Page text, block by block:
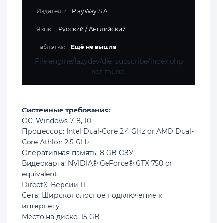
Издатель: PlayWay S.A.
Язык: Русский / Английский
Таблэтка: Ещё не вышла
File engine/lazydev/dle_subscribe/index.php
not found.
Cистемные требования:
ОС: Windows 7, 8, 10
Процессор: Intel Dual-Core 2.4 GHz or AMD Dual-
Core Athlon 2.5 GHz
Оперативная память: 8 GB ОЗУ
Видеокарта: NVIDIA® GeForce® GTX 750 or
equivalent
DirectX: Версии 11
Сеть: Широкополосное подключение к
интернету
Место на диске: 15 GB